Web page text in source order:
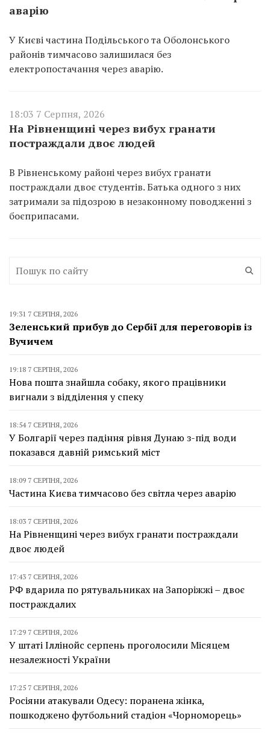
аварію
У Києві частина Подільського та Оболонського
районів тимчасово залишилася без
електропостачання через аварію.
18:03 7 Серпня, 2026
На Рівненщині через вибух гранати
постраждали двоє людей
В Рівненському районі через вибух гранати
постраждали двоє студентів. Батька одного з них
затримали за підозрою в незаконному поводженні з
боєприпасами.
19:31 7 СЕРПНЯ, 2026
Зеленський прибув до Сербії для переговорів із
Вучичем
19:18 7 СЕРПНЯ, 2026
Нова пошта знайшла собаку, якого працівники
вигнали з відділення у спеку
18:54 7 СЕРПНЯ, 2026
У Болгарії через падіння рівня Дунаю з-під води
показався давній римський міст
18:09 7 СЕРПНЯ, 2026
Частина Києва тимчасово без світла через аварію
18:03 7 СЕРПНЯ, 2026
На Рівненщині через вибух гранати постраждали
двоє людей
17:43 7 СЕРПНЯ, 2026
РФ вдарила по рятувальниках на Запоріжжі – двоє
постраждалих
17:29 7 СЕРПНЯ, 2026
У штаті Іллінойс серпень проголосили Місяцем
незалежності України
17:25 7 СЕРПНЯ, 2026
Росіяни атакували Одесу: поранена жінка,
пошкоджено футбольний стадіон «Чорноморець»